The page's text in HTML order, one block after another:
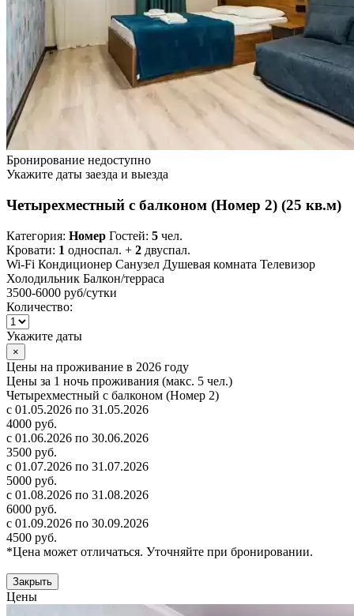
Бронирование недоступно
Укажите даты заезда и выезда
Четырехместный с балконом (Номер 2) (25 кв.м)
Категория: Номер Гостей: 5 чел.
Кровати: 1 односпал. + 2 двуспал.
Wi-Fi Кондиционер Санузел Душевая комната Телевизор
Холодильник Балкон/терраса
3500-6000 руб/сутки
Количество:
Укажите даты
×
Цены на проживание в 2026 году
Цены за 1 ночь проживания (макс. 5 чел.)
Четырехместный с балконом (Номер 2)
с 01.05.2026 по 31.05.2026
4000 руб.
с 01.06.2026 по 30.06.2026
3500 руб.
с 01.07.2026 по 31.07.2026
5000 руб.
с 01.08.2026 по 31.08.2026
6000 руб.
с 01.09.2026 по 30.09.2026
4500 руб.
*Цена может отличаться. Уточняйте при бронировании.
Закрыть
Цены